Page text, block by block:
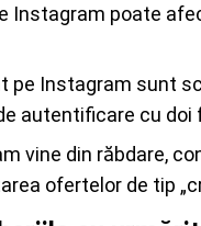
Instagram poate
pe Instagram sunt
autentificare cu doi
vine din răbdare,
ofertelor de tip